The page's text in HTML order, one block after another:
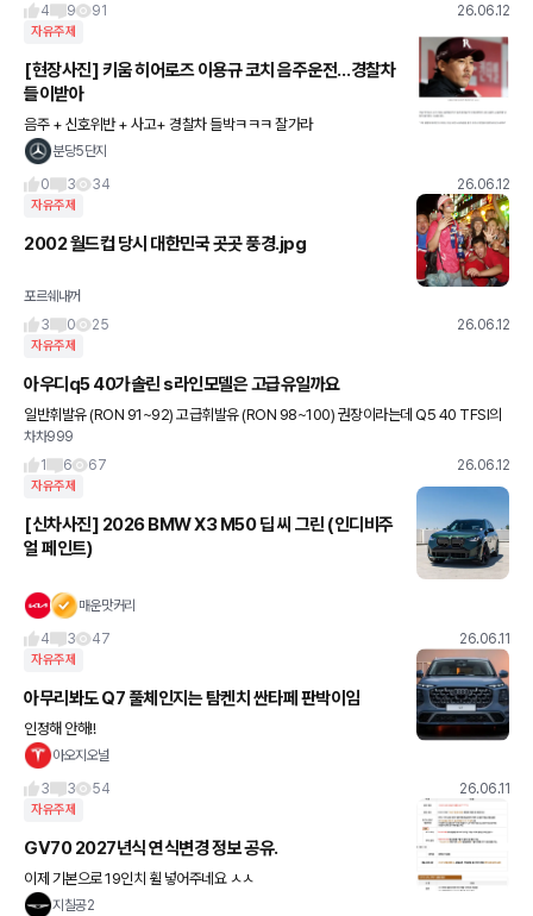
4
9 91 26.06.12
자유주제
[현장사진] 키움 히어로즈 이용규 코치 음주운전…경찰차
들이받아
음주 + 신호위반 + 사고+ 경찰차 들박ㅋㅋㅋ 잘가라
분당5단지
0
3 34 26.06.12
자유주제
2002 월드컵 당시 대한민국 곳곳 풍경.jpg
포르쉐내꺼
3
0 25 26.06.12
자유주제
아우디q5 40가솔린 s라인모델은 고급유일까요
일반휘발유 (RON 91~92) 고급휘발유 (RON 98~100) 권장이라는데 Q5 40 TFSI의
2.0 터보(TFSI) 엔진은 노킹 방지를 위해 최소 RON 95 수준을 기준으로 설계됐다고
차차999
1
6 67 26.06.12
자유주제
[신차사진] 2026 BMW X3 M50 딥 씨 그린 (인디비주
얼 페인트)
매운맛커리
4
3 47 26.06.11
자유주제
아무리봐도 Q7 풀체인지는 탐켄치 싼타페 판박이임
인정해 안해!!
아오지오널
3
3 54 26.06.11
자유주제
GV70 2027년식 연식변경 정보 공유.
이제 기본으로 19인치 휠 넣어주네요 ㅅㅅ
지칠공2